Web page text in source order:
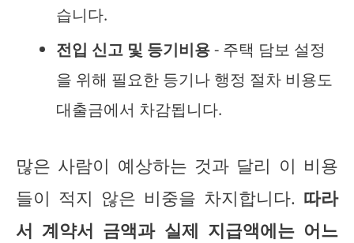
습니다.
전입 신고 및 등기비용- 주택 담보 설정
을 위해 필요한 등기나 행정 절차 비용도
대출금에서 차감됩니다.
많은 사람이 예상하는 것과 달리 이 비용
들이 적지 않은 비중을 차지합니다. 따라
서 계약서 금액과 실제 지급액에는 어느